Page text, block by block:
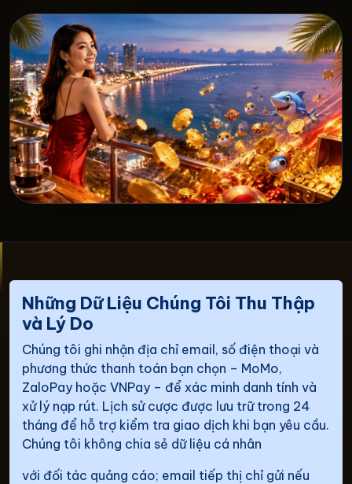
Những Dữ Liệu Chúng Tôi Thu Thập
và Lý Do
Chúng tôi ghi nhận địa chỉ email, số điện thoại và
phương thức thanh toán bạn chọn – MoMo,
ZaloPay hoặc VNPay – để xác minh danh tính và
xử lý nạp rút. Lịch sử cược được lưu trữ trong 24
tháng để hỗ trợ kiểm tra giao dịch khi bạn yêu cầu.
Chúng tôi không chia sẻ dữ liệu cá nhân
với đối tác quảng cáo; email tiếp thị chỉ gửi nếu